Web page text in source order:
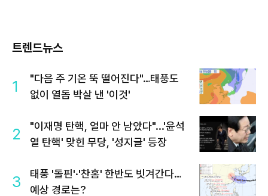
트렌드뉴스
1
"다음 주 기온 뚝 떨어진다"…태풍도
없이 열돔 박살 낸 '이것'
2
"이재명 탄핵, 얼마 안 남았다"...'윤석
열 탄핵' 맞힌 무당, '성지글' 등장
3
태풍 '돌핀'·'찬홈' 한반도 빗겨간다…
예상 경로는?